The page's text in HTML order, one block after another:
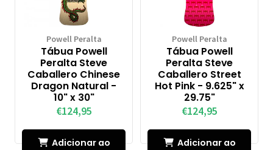
Powell Peralta
Tábua Powell
Peralta Steve
Caballero Chinese
Dragon Natural -
10" x 30"
€124,95
Adicionar ao
Powell Peralta
Tábua Powell
Peralta Steve
Caballero Street
Hot Pink - 9.625" x
29.75"
€124,95
Adicionar ao